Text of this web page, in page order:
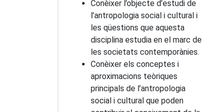
Conèixer l’objecte d’estudi de
l’antropologia social i cultural i
les qüestions que aquesta
disciplina estudia en el marc de
les societats contemporànies.
Conèixer els conceptes i
aproximacions teòriques
principals de l’antropologia
social i cultural que poden